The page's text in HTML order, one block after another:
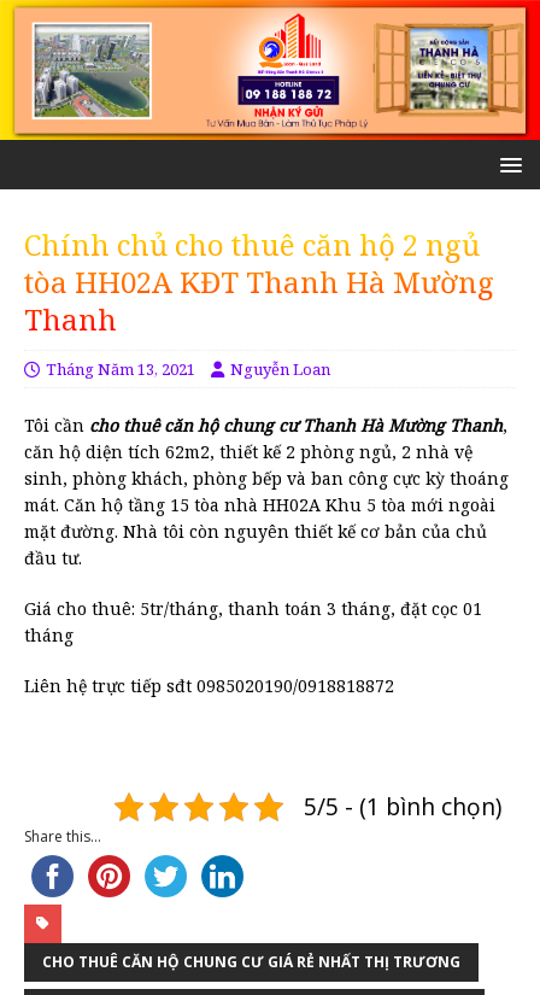
Chính chủ cho thuê căn hộ 2 ngủ
tòa HH02A KĐT Thanh Hà Mường
Thanh
Tháng Năm 13, 2021 Nguyễn Loan
Tôi cần cho thuê căn hộ chung cư Thanh Hà Mường Thanh,
căn hộ diện tích 62m2, thiết kế 2 phòng ngủ, 2 nhà vệ
sinh, phòng khách, phòng bếp và ban công cực kỳ thoáng
mát. Căn hộ tầng 15 tòa nhà HH02A Khu 5 tòa mới ngoài
mặt đường. Nhà tôi còn nguyên thiết kế cơ bản của chủ
đầu tư.
Giá cho thuê: 5tr/tháng, thanh toán 3 tháng, đặt cọc 01
tháng
Liên hệ trực tiếp sđt 0985020190/0918818872
5/5 - (1 bình chọn)
Share this...
CHO THUÊ CĂN HỘ CHUNG CƯ GIÁ RẺ NHẤT THỊ TRƯƠNG